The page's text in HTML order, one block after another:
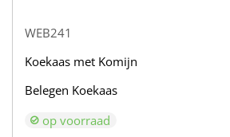
WEB241
Koekaas met Komijn
Belegen Koekaas
op voorraad